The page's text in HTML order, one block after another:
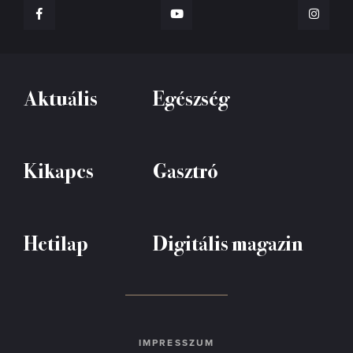
Aktuális Egészség
Kikapcs Gasztró
Hetilap Digitális magazin
IMPRESSZUM